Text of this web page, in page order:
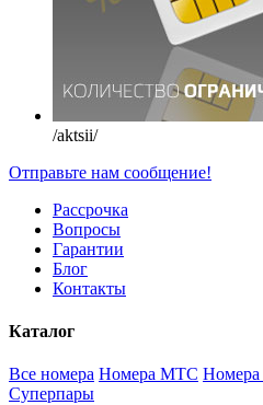
/aktsii/
Отправьте нам сообщение!
Рассрочка
Вопросы
Гарантии
Блог
Контакты
Каталог
Все номера Номера МТС Номера
Суперпары